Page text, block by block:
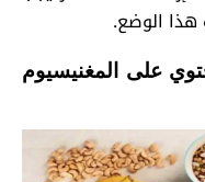
الوضع.
على المغنيسيوم